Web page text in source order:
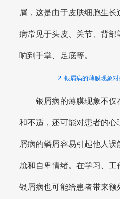
屑，这是由于皮肤细胞生
病常见于头皮、关节、背
响到手掌、足底等。
2. 银屑病的薄膜现象
银屑病的薄膜现象不仅
和不适，还可能对患者的心
屑病的鳞屑容易引起他人
尬和自卑情绪。在学习、工
银屑病也可能给患者带来额